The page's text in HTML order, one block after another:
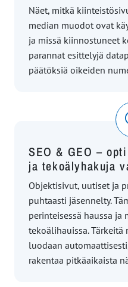
Näet, mitkä
median muodot ovat
ja missä kiinnostuneet
parannat esittelyjä
päätöksiä oikeiden
SEO & GEO –
ja tekoälyhakuja
Objektisivut, uutiset ja
puhtaasti jäsennelty.
perinteisessä haussa ja
tekoälihauissa.
luodaan
rakentaa pitkäaikaista